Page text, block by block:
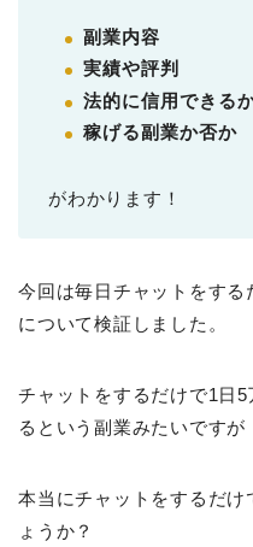
副業内容
実績や評判
法的に信用できる
稼げる副業か否か
がわかります！
今回は毎日チャットをす
について検証しました。
チャットをするだけで1日
るという副業みたいですが
本当にチャットをするだけ
ょうか？